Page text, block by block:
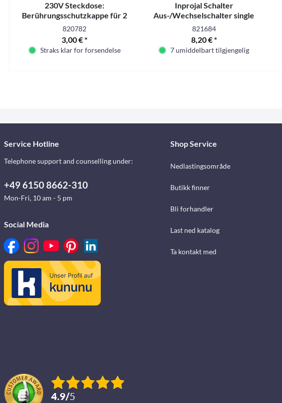
230V Steckdose:
Berührungsschutzkappe für 2
Kabel, 45mm Einbautiefe. SB-
verpackt
820782
3,00 € *
Straks klar for forsendelse
Inprojal Schalter
Aus-/Wechselschalter single
switch
821684
8,20 € *
7 umiddelbart tilgjengelig
Service Hotline
Telephone support and counselling under:
+49 6150 8662-310
Mon-Fri, 10 am - 5 pm
Social Media
4.9/5
Shop Service
Nedlastingsområde
Butikk finner
Bli forhandler
Last ned katalog
Ta kontakt med